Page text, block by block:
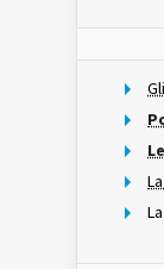
Gli
La